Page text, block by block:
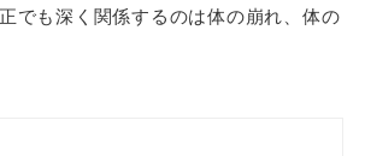
でも深く関係するのは体の崩れ、体の